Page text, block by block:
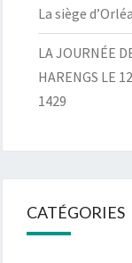
La siège
LA JOURNÉE
HARENGS LE
1429
CATÉGORIES